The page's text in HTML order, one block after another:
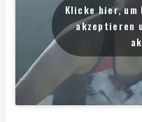
Klicke hier,
akzeptieren